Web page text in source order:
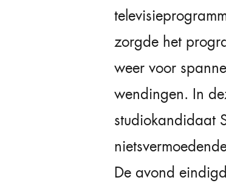
zorgde het
weer voor
wendingen. In
studiokandidaat
De avond